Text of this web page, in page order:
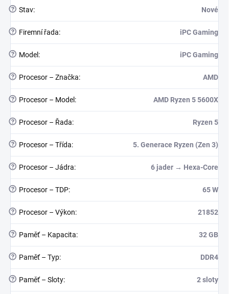
? Stav: Nové
? Firemní řada: iPC Gaming
? Model : iPC Gaming
? Procesor – Značka: AMD
? Procesor – Model : AMD Ryzen 5 5600X
? Procesor – Řada: Ryzen 5
? Procesor – Třída: 5. Generace Ryzen (Zen 3)
? Procesor – Jádra: 6 jader → Hexa-Core
? Procesor – TDP: 65 W
? Procesor – Výkon: 21852
? Paměť – Kapacita: 32 GB
? Paměť – Typ: DDR4
? Paměť – Sloty: 2 sloty